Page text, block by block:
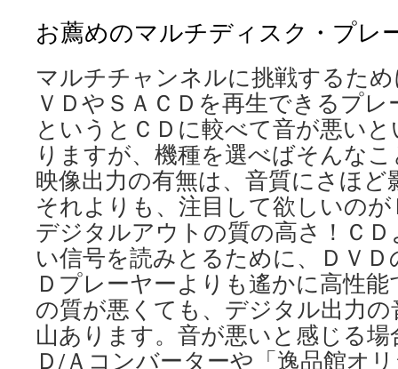
お薦めのマルチディスク・プレ
マルチチャンネルに挑戦するた
ＶＤやＳＡＣＤを再生できるプ
というとＣＤに較べて音が悪い
りますが、機種を選べばそんな
映像出力の有無は、音質にさほ
それよりも、注目して欲しいの
デジタルアウトの質の高さ！Ｃ
い信号を読みとるために、ＤＶ
Ｄプレーヤーよりも遙かに高性
の質が悪くても、デジタル出力
山あります。音が悪いと感じる
Ｄ/Ａコンバーターや「逸品館オ